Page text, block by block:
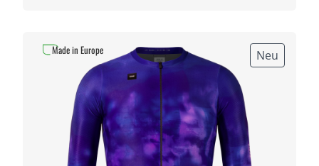
Neu
Made in Europe